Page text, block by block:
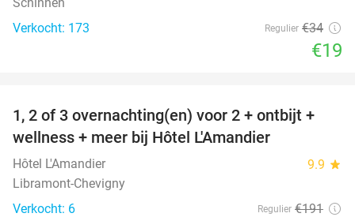
Verkocht: 173
Regulier €34
€19
32%
TODAY
1, 2 of 3 overnachting(en) voor 2 + ontbijt +
wellness + meer bij Hôtel L'Amandier
Hôtel L'Amandier 9.9 star
Libramont-Chevigny
Verkocht: 6
Regulier €191